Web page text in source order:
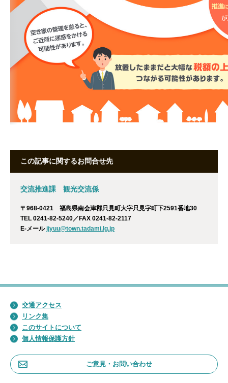
この記事に関するお問合せ先
交流推進課 観光交流係
〒968-0421 福島県南会津郡只見町大字只見字町下2591番地30
TEL 0241-82-5240／FAX 0241-82-2117
E-メールijyuu@town.tadami.lg.jp
交通アクセス
リンク集
このサイトについて
個人情報保護方針
ご意見・お問い合わせ